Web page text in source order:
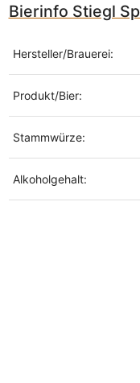
Bierinfo Stiegl
Hersteller/Brauerei:
Produkt/Bier:
Stammwürze:
Alkoholgehalt: